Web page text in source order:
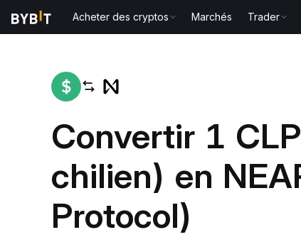
Acheter des cryptos Marchés Trader
Convertir 1
chilien) en
Protocol)